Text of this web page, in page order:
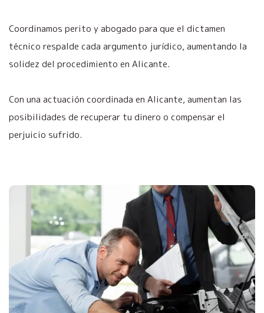
Coordinamos perito y abogado para que el dictamen
técnico respalde cada argumento jurídico, aumentando la
solidez del procedimiento en Alicante.
Con una actuación coordinada en Alicante, aumentan las
posibilidades de recuperar tu dinero o compensar el
perjuicio sufrido.